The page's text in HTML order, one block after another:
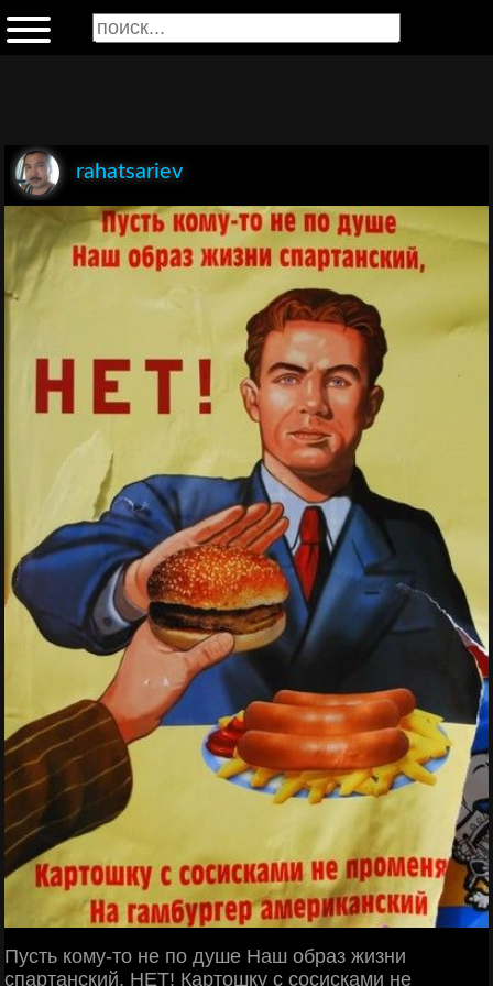
rahatsariev
Пусть кому-то не по душе Наш образ жизни
спартанский, НЕТ! Картошку с сосисками не